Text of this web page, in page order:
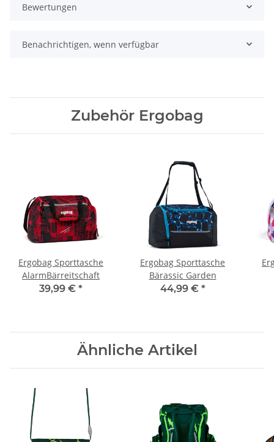
Bewertungen
Benachrichtigen, wenn verfügbar
Zubehör Ergobag
Ergobag Sporttasche
AlarmBärreitschaft
39,99 € *
Ergobag Sporttasche
Bärassic Garden
44,99 € *
Ähnliche Artikel